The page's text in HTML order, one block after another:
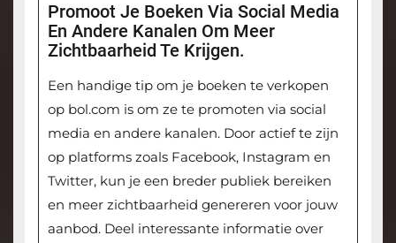
Promoot Je Boeken Via Social Media
En Andere Kanalen Om Meer
Zichtbaarheid Te Krijgen.
Een handige tip om je boeken te verkopen
op bol.com is om ze te promoten via social
media en andere kanalen. Door actief te zijn
op platforms zoals Facebook, Instagram en
Twitter, kun je een breder publiek bereiken
en meer zichtbaarheid genereren voor jouw
aanbod. Deel interessante informatie over